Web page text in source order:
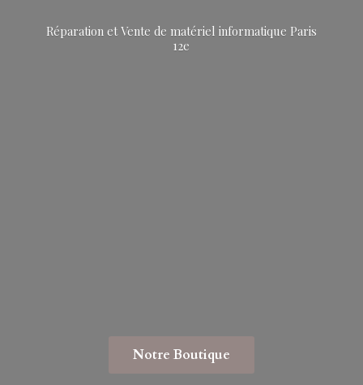
Réparation et Vente de matériel informatique Paris
12e
Notre Boutique